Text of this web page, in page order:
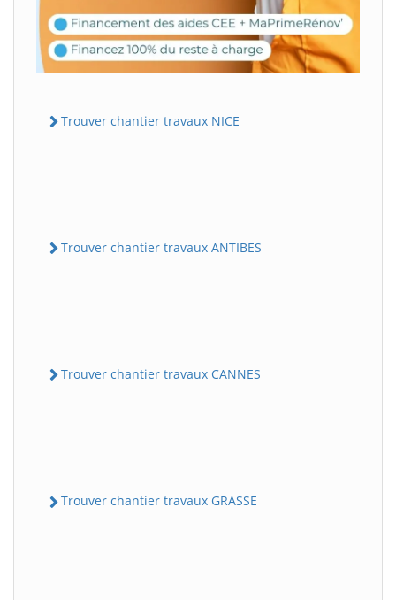
Trouver chantier travaux NICE
Trouver chantier travaux ANTIBES
Trouver chantier travaux CANNES
Trouver chantier travaux GRASSE